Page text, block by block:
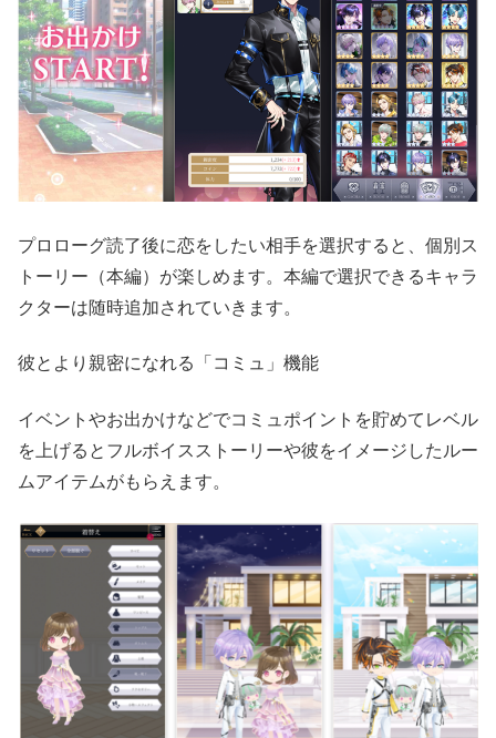
プロローグ読了後に恋をしたい相手を選択すると、個別ス
トーリー（本編）が楽しめます。本編で選択できるキャラ
クターは随時追加されていきます。
彼とより親密になれる「コミュ」機能
イベントやお出かけなどでコミュポイントを貯めてレベル
を上げるとフルボイスストーリーや彼をイメージしたルー
ムアイテムがもらえます。